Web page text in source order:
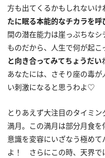
方も出てくるかもしれない
たに眠る本能的なチカラを呼
間の潜在能力は崖っぷちな
ものだから、人生で何が起こ
と向き合ってみてちょうだい
あなたには、さそり座の毒
い刺激になると思うわよ♡
とりあえず大注目のタイミン
満月。この満月は部分月食
意識を変容にいざなう極め
よ！ さらにこの時、天界で